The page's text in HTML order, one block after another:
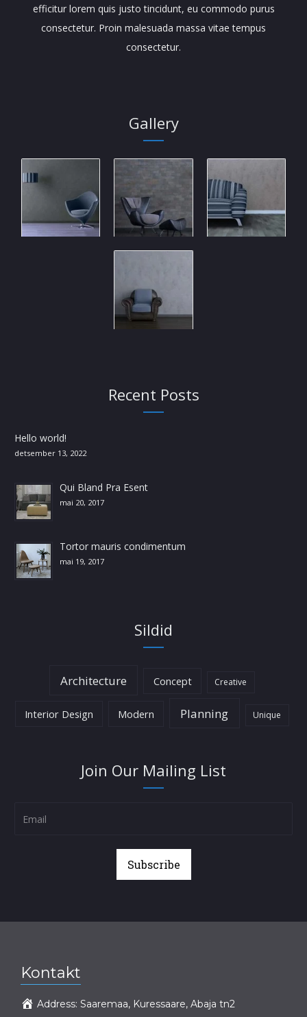
efficitur lorem quis justo tincidunt, eu commodo purus
consectetur. Proin malesuada massa vitae tempus
consectetur.
Gallery
Recent Posts
Hello world!
detsember 13, 2022
Qui Bland Pra Esent
mai 20, 2017
Tortor mauris condimentum
mai 19, 2017
Sildid
Architecture Concept Creative
Interior Design Modern Planning Unique
Join Our Mailing List
Subscribe
Kontakt
Address: Saaremaa, Kuressaare, Abaja tn2